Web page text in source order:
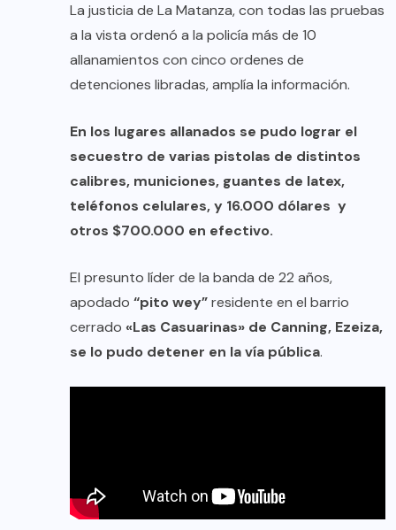
La justicia de La Matanza, con todas las pruebas
a la vista ordenó a la policía más de 10
allanamientos con cinco ordenes de
detenciones libradas, amplía la información.
En los lugares allanados se pudo lograr el
secuestro de varias pistolas de distintos
calibres, municiones, guantes de latex,
teléfonos celulares, y 16.000 dólares y
otros $700.000 en efectivo.
El presunto líder de la banda de 22 años,
apodado “pito wey”residente en el barrio
cerrado «Las Casuarinas» de Canning, Ezeiza,
se lo pudo detener en la vía pública.